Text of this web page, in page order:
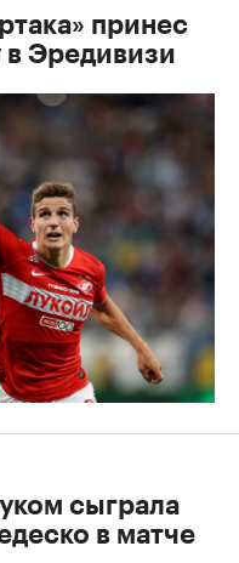
принес
Эредивизи
сыграла
в матче